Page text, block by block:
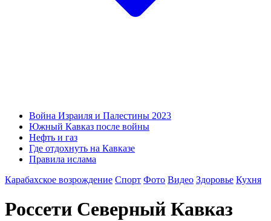
Война Израиля и Палестины 2023
Южный Кавказ после войны
Нефть и газ
Где отдохнуть на Кавказе
Правила ислама
Карабахское возрождение Спорт Фото Видео Здоровье Кухня
Россети Северный Кавказ